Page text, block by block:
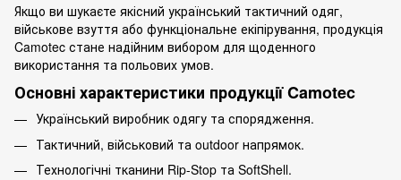
Якщо ви шукаєте якісний український тактичний одяг,
військове взуття або функціональне екіпірування, продукція
Camotec стане надійним вибором для щоденного
використання та польових умов.
Основні характеристики продукції Camotec
Український виробник одягу та спорядження.
Тактичний, військовий та outdoor напрямок.
Технологічні тканини Rip-Stop та SoftShell.